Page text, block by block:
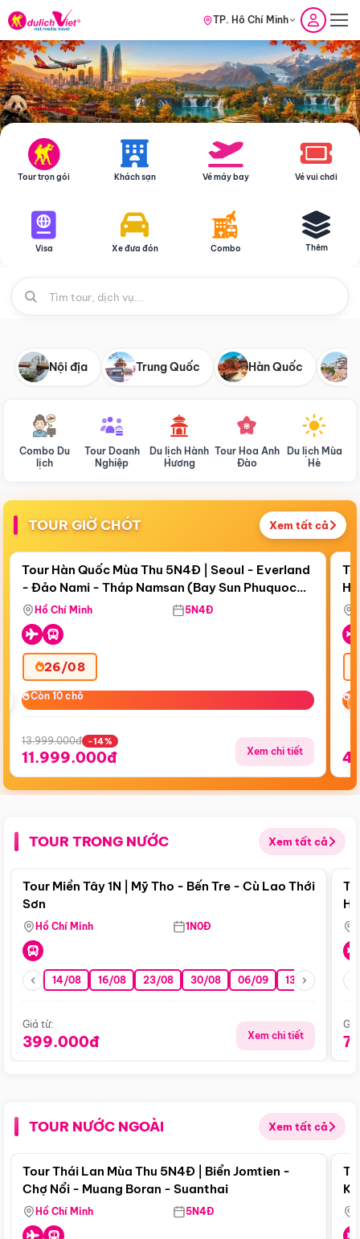
TP. Hồ Chí Minh
Tour trọn gói Khách sạn Vé máy bay Vé vui chơi
Visa Xe đưa đón Combo Thêm
Nội địa Trung Quốc Hàn Quốc
Combo Du
lịch
Tour Doanh
Nghiệp
Du lịch Hành
Hương
Tour Hoa Anh
Đào
Du lịch Mùa
Hè
TOUR GIỜ CHÓT Xem tất cả
Còn19 ngày 01:59:15
Điểm nổi bật
Tour Hàn Quốc Mùa Thu 5N4Đ | Seoul - Everland
- Đảo Nami - Tháp Namsan (Bay Sun Phuquoc
Airways)
Hồ Chí Minh 5N4Đ
26/08
Còn 10 chỗ
Còn 10 chỗ
13.999.000đ -14%
11.999.000đ Xem chi tiết
TOUR TRONG NƯỚC Xem tất cả
Điểm nổi bật
Tour Miền Tây 1N | Mỹ Tho - Bến Tre - Cù Lao Thới
Sơn
Hồ Chí Minh 1N0Đ
14/08 16/08 23/08 30/08 06/09 13/09 20/09
Giá từ:
399.000đ Xem chi tiết
TOUR NƯỚC NGOÀI Xem tất cả
Điểm nổi bật
Tour Thái Lan Mùa Thu 5N4Đ | Biển Jomtien -
Chợ Nổi - Muang Boran - Suanthai
Hồ Chí Minh 5N4Đ